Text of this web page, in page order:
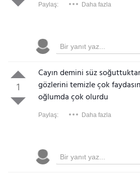
Paylaş: Daha fazla
1
Cayın demini süz
gözlerini temizle çok
oğlumda çok olurdu
Paylaş: Daha fazla